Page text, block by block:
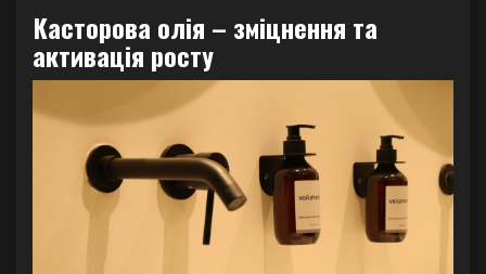
Касторова олія – зміцнення та
активація росту